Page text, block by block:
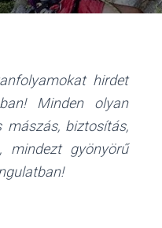
hirdet
ban! Minden olyan
mászás, biztosítás,
mindezt gyönyörű